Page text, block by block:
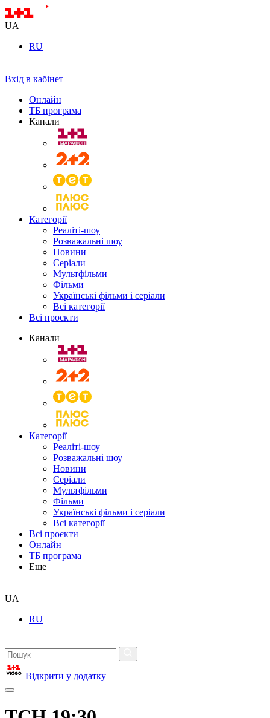
UA
RU
Вхід в кабінет
Онлайн
ТБ програма
Канали
Категорії
Реаліті-шоу
Розважальні шоу
Новини
Серіали
Мультфільми
Фільми
Українські фільми і серіали
Всі категорії
Всі проєкти
Канали
Категорії
Реаліті-шоу
Розважальні шоу
Новини
Серіали
Мультфільми
Фільми
Українські фільми і серіали
Всі категорії
Всі проєкти
Онлайн
ТБ програма
Еще
UA
RU
Відкрити у додатку